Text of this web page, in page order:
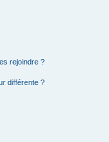
rejoindre ?
différente ?